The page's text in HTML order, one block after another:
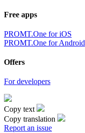
Free apps
PROMT.One for iOS
PROMT.One for Android
Offers
For developers
Copy text
Copy translation
Report an issue